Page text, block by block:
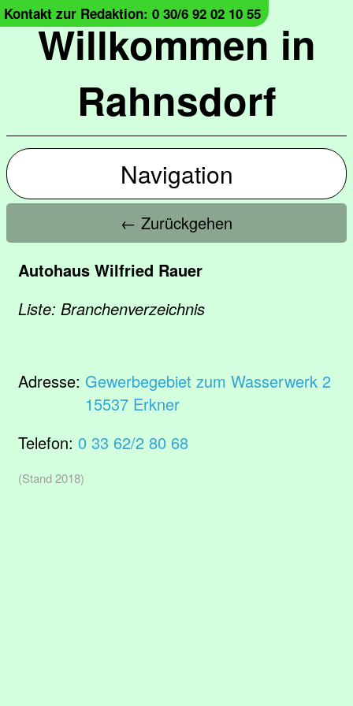
Willkommen in
Rahnsdorf
Kontakt zur Redaktion: 0 30/6 92 02 10 55
Navigation
← Zurückgehen
Autohaus Wilfried Rauer
Liste: Branchenverzeichnis
Adresse: Gewerbegebiet zum Wasserwerk 2
15537 Erkner
Telefon: 0 33 62/2 80 68
(Stand 2018)